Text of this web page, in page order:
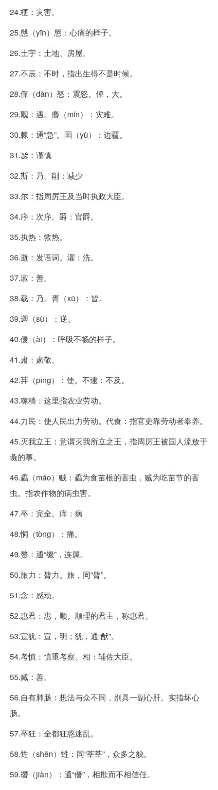
24.梗：灾害。
25.慇（yīn）慇：心痛的样子。
26.土宇：土地、房屋。
27.不辰：不时，指出生得不是时候。
28.僤（dàn）怒：震怒。僤，大。
29.觏：遇。痻（mín）：灾难。
30.棘：通“急”。圉（yù）：边疆。
31.毖：谨慎
32.斯：乃。削：减少
33.尔：指周厉王及当时执政大臣。
34.序：次序。爵：官爵。
35.执热：救热。
36.逝：发语词。濯：洗。
37.淑：善。
38.载：乃。胥（xū）：皆。
39.遡（sù）：逆。
40.僾（ài）：呼吸不畅的样子。
41.肃：肃敬。
42.荓（pīng）：使。不逮：不及。
43.稼穑：这里指农业劳动。
44.力民：使人民出力劳动。代食：指官吏靠劳动者奉养。
45.灭我立王：意谓灭我所立之王，指周厉王被国人流放于
彘的事。
46.蟊（máo）贼：蟊为食苗根的害虫，贼为吃苗节的害
虫。指农作物的病虫害。
47.卒：完全。痒：病
48.恫（tòng）：痛。
49.赘：通“缀”，连属。
50.旅力：膂力。旅，同“膂”。
51.念：感动。
52.惠君：惠，顺。顺理的君主，称惠君。
53.宣犹：宣，明；犹，通“猷”。
54.考慎：慎重考察。相：辅佐大臣。
55.臧：善。
56.自有肺肠：想法与众不同，别具一副心肝。实指坏心
肠。
57.卒狂：全都狂惑迷乱。
58.甡（shēn）甡：同“莘莘”，众多之貌。
59.谮（jiàn）：通“僭”，相欺而不相信任。